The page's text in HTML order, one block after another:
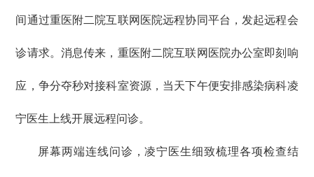
间通过重医附二院互联网医院远程协同平台，发起远程会
诊请求。消息传来，重医附二院互联网医院办公室即刻响
应，争分夺秒对接科室资源，当天下午便安排感染病科凌
宁医生上线开展远程问诊。
屏幕两端连线问诊，凌宁医生细致梳理各项检查结